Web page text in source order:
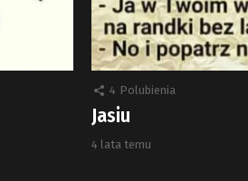
4 Polubienia
Jasiu
4 lata temu